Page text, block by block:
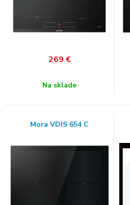
269 €
Na sklade
Mora VDIS 654 C